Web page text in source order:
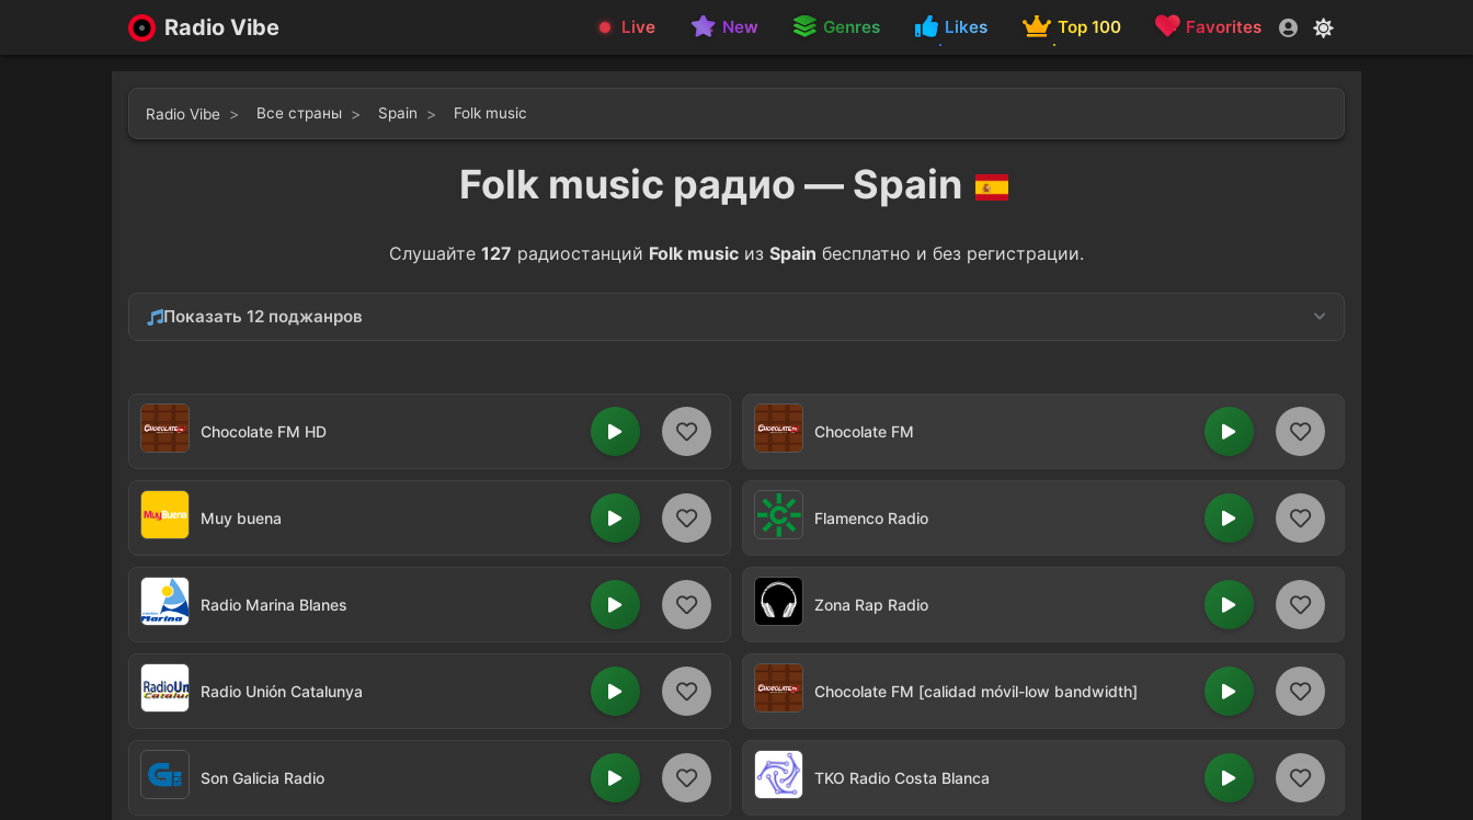
Radio Vibe Live New Genres Likes Top 100 Favorites
Radio Vibe Все страны Spain Folk music
Folk music радио — Spain
Слушайте 127 радиостанций Folk music из Spain бесплатно и без регистрации.
Показать 12 поджанров
Cumbia 11 Bachata
Chocolate FM HD Chocolate FM
Muy buena Flamenco Radio
Radio Marina Blanes Zona Rap Radio
Radio Unión Catalunya Chocolate FM [calidad móvil-low bandwidth]
Son Galicia Radio TKO Radio Costa Blanca